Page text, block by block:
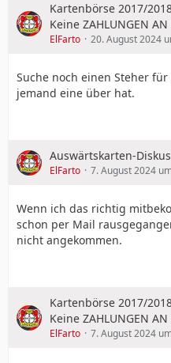
Kartenbörse 2017/
Keine ZAHLUNGEN AN
ElFarto 20. August 2024
Suche noch einen Steher
jemand eine über hat.
Auswärtskarten-
ElFarto 7. August 2024
Wenn ich das richtig
schon per Mail
nicht angekommen.
Kartenbörse 2017/
Keine ZAHLUNGEN AN
ElFarto 7. August 2024